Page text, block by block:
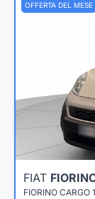
OFFERTA DEL MESE
FIAT
FIORINO CARGO